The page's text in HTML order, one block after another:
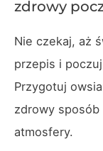
zdrowy
Nie czekaj, aż
przepis i
Przygotuj
zdrowy
atmosfery.